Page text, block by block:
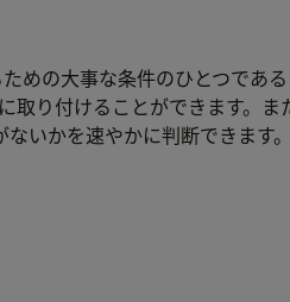
めの大事な条件のひとつであ
り付けることができます。ま
いかを速やかに判断できます